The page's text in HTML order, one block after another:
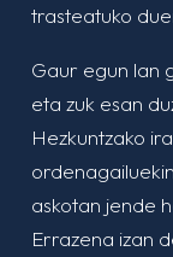
trasteatuko
Gaur egun lan
eta zuk esan
Hezkuntzako
askotan jende
Errazena izan